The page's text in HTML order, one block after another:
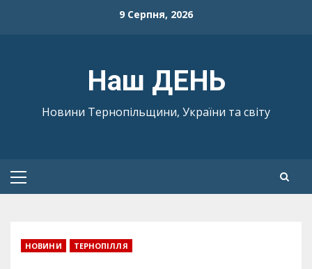
9 Серпня, 2026
Наш ДЕНЬ
Новини Тернопільщини, України та світу
Primary
НОВИНИ ТЕРНОПІЛЛЯ